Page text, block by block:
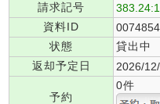
請求記号
資料ID
状態
貸出中
返却予定日
2026/
予約
0件